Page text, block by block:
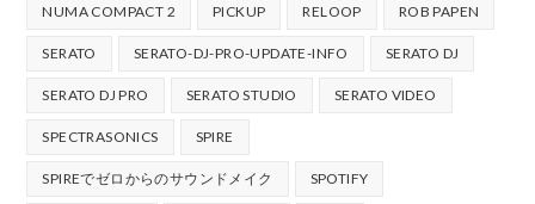
NUMA COMPACT 2 PICKUP RELOOP ROB PAPEN
SERATO SERATO-DJ-PRO-UPDATE-INFO SERATO DJ
SERATO DJ PRO SERATO STUDIO SERATO VIDEO
SPECTRASONICS SPIRE
SPIREでゼロからのサウンドメイク SPOTIFY